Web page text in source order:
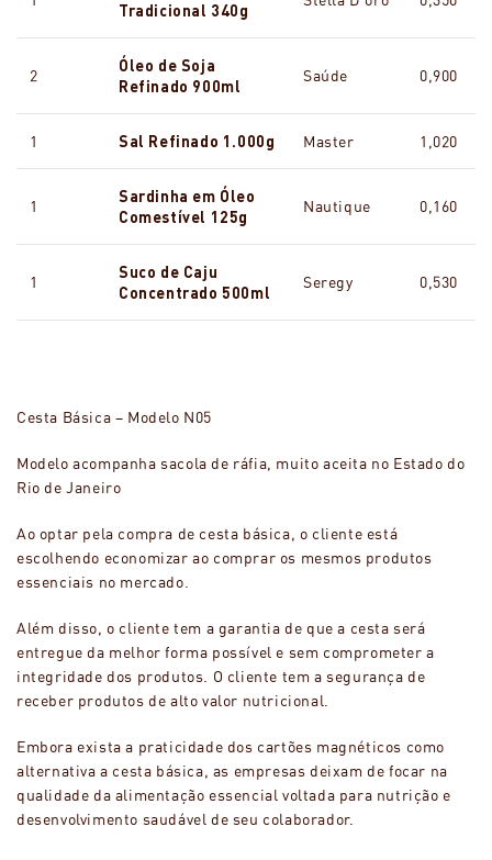
Tradicional 340g
2
Óleo de Soja
Refinado 900ml
Saúde 0,900
1 Sal Refinado 1.000g Master 1,020
1
Sardinha em Óleo
Comestível 125g
Nautique 0,160
1
Suco de Caju
Concentrado 500ml
Seregy 0,530
Cesta Básica – Modelo N05
Modelo acompanha sacola de ráfia, muito aceita no Estado do
Rio de Janeiro
Ao optar pela compra de cesta básica, o cliente está
escolhendo economizar ao comprar os mesmos produtos
essenciais no mercado.
Além disso, o cliente tem a garantia de que a cesta será
entregue da melhor forma possível e sem comprometer a
integridade dos produtos. O cliente tem a segurança de
receber produtos de alto valor nutricional.
Embora exista a praticidade dos cartões magnéticos como
alternativa a cesta básica, as empresas deixam de focar na
qualidade da alimentação essencial voltada para nutrição e
desenvolvimento saudável de seu colaborador.